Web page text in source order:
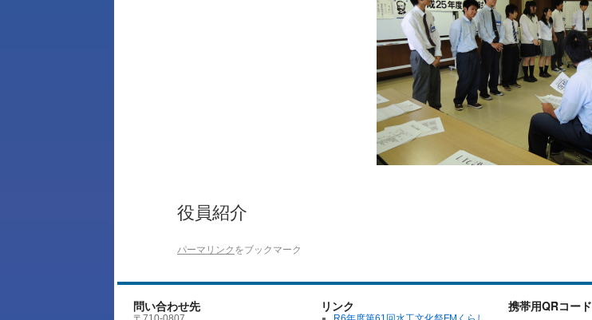
役員紹介
パーマリンクをブックマーク
問い合わせ先 リンク 携帯用QRコード